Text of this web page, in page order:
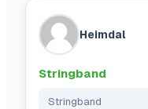
Heimdal
Stringband
Stringband